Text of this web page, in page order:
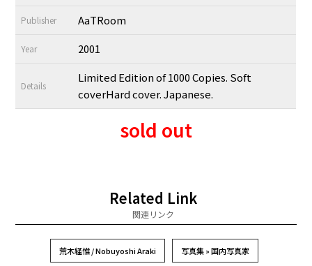
Publisher AaTRoom
Year 2001
Details
Limited Edition of 1000 Copies. Soft
coverHard cover. Japanese.
sold out
Related Link
関連リンク
荒木経惟 / Nobuyoshi Araki 写真集 » 国内写真家